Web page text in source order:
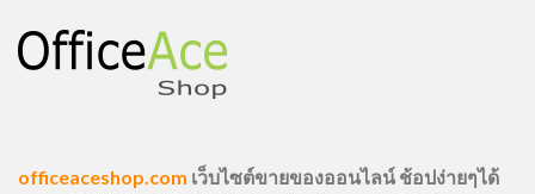
officeaceshop.com เว็บไซต์ขายของออนไลน์ ช้อปง่ายๆได้